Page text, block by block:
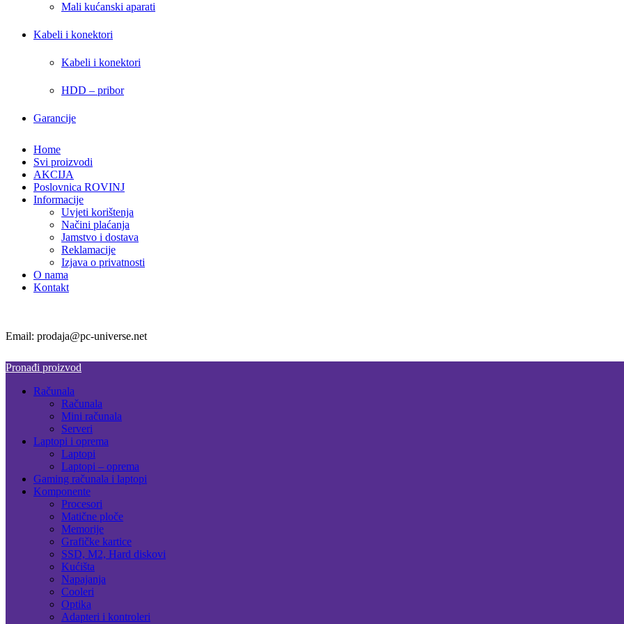
Mali kućanski aparati
Kabeli i konektori
Kabeli i konektori
HDD – pribor
Garancije
Home
Svi proizvodi
AKCIJA
Poslovnica ROVINJ
Informacije
Uvjeti korištenja
Načini plaćanja
Jamstvo i dostava
Reklamacije
Izjava o privatnosti
O nama
Kontakt
Email: prodaja@pc-universe.net
Pronađi proizvod
Računala
Računala
Mini računala
Serveri
Laptopi i oprema
Laptopi
Laptopi – oprema
Gaming računala i laptopi
Komponente
Procesori
Matične ploče
Memorije
Grafičke kartice
SSD, M2, Hard diskovi
Kućišta
Napajanja
Cooleri
Optika
Adapteri i kontroleri